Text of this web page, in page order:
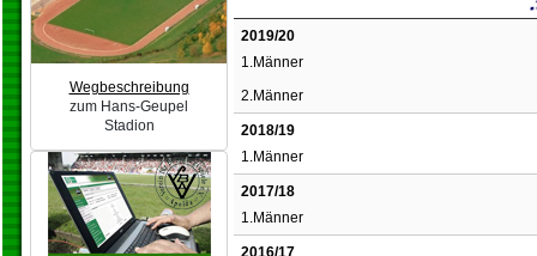
Wegbeschreibung
zum Hans-Geupel
Stadion
2019/20
1.Männer
2.Männer
2018/19
1.Männer
2017/18
1.Männer
2016/17